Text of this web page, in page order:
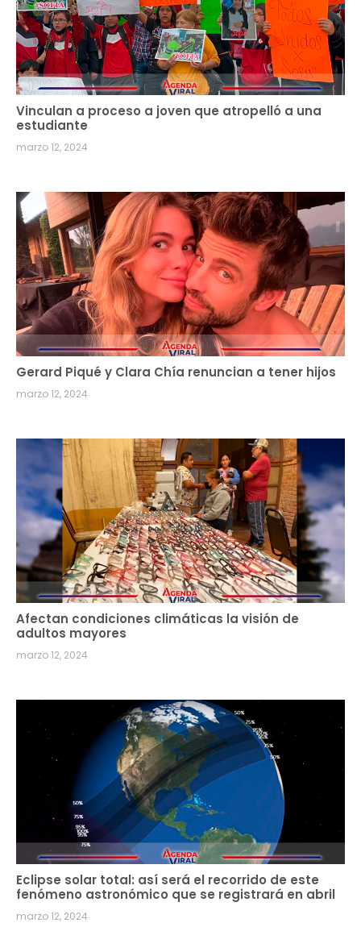
Vinculan a proceso a joven que atropelló a una
estudiante
marzo 12, 2024
Gerard Piqué y Clara Chía renuncian a tener hijos
marzo 12, 2024
Afectan condiciones climáticas la visión de
adultos mayores
marzo 12, 2024
Eclipse solar total: así será el recorrido de este
fenómeno astronómico que se registrará en abril
marzo 12, 2024